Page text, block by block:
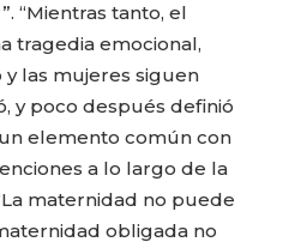
“Mientras tanto, el
tragedia emocional,
las mujeres siguen
y poco después definió
elemento común con
a lo largo de la
maternidad no puede
obligada no